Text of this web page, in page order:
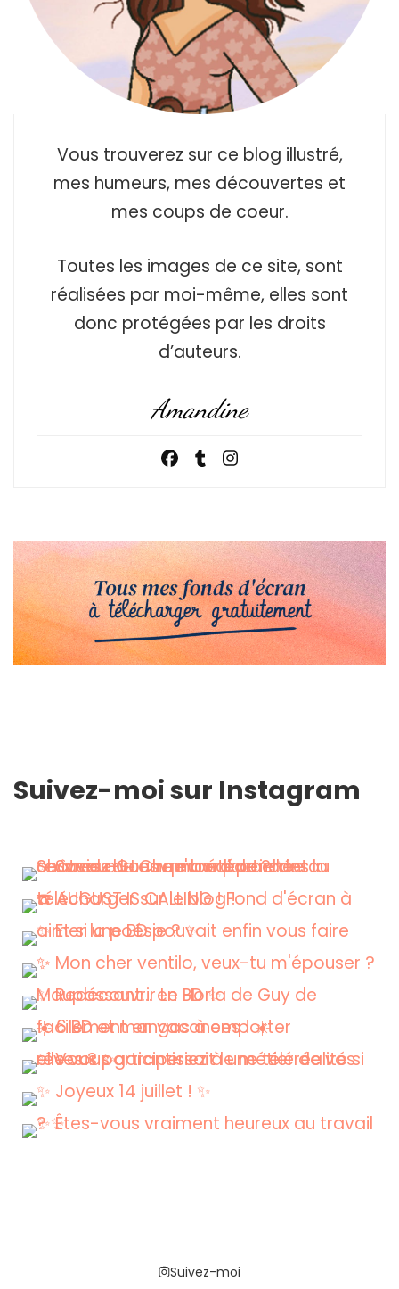
Vous trouverez sur ce blog illustré,
mes humeurs, mes découvertes et
mes coups de coeur.
Toutes les images de ce site, sont
réalisées par moi-même, elles sont
donc protégées par les droits
d’auteurs.
Amandine
Suivez-moi sur Instagram
Suivez-moi